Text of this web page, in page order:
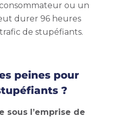
ou un
durer 96 heures
de stupéfiants.
peines pour
?
sous l’emprise de